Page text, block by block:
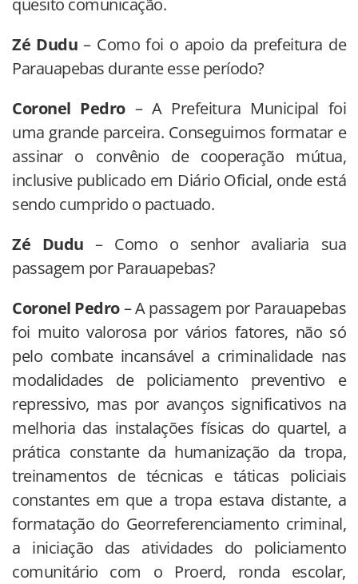
quesito comunicação.
Zé Dudu – Como foi o apoio da prefeitura de
Parauapebas durante esse período?
Coronel Pedro– A Prefeitura Municipal foi
uma grande parceira. Conseguimos formatar e
assinar o convênio de cooperação mútua,
inclusive publicado em Diário Oficial, onde está
sendo cumprido o pactuado.
Zé Dudu – Como o senhor avaliaria sua
passagem por Parauapebas?
Coronel Pedro– A passagem por Parauapebas
foi muito valorosa por vários fatores, não só
pelo combate incansável a criminalidade nas
modalidades de policiamento preventivo e
repressivo, mas por avanços significativos na
melhoria das instalações físicas do quartel, a
prática constante da humanização da tropa,
treinamentos de técnicas e táticas policiais
constantes em que a tropa estava distante, a
formatação do Georreferenciamento criminal,
a iniciação das atividades do policiamento
comunitário com o Proerd, ronda escolar,